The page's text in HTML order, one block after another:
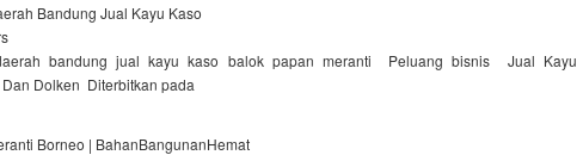
Bandung Jual Kayu Kaso
bandung jual kayu kaso balok papan meranti Peluang bisnis Jual Kayu
Dolken Diterbitkan pada
Borneo | BahanBangunanHemat